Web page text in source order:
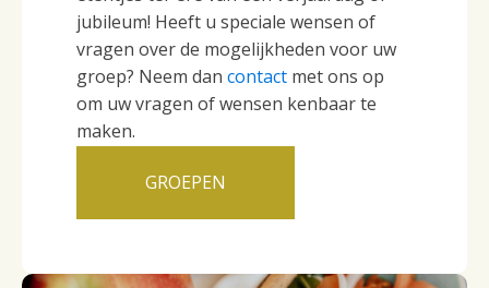
jubileum! Heeft u speciale wensen of
vragen over de mogelijkheden voor uw
groep? Neem dan contact met ons op
om uw vragen of wensen kenbaar te
maken.
GROEPEN